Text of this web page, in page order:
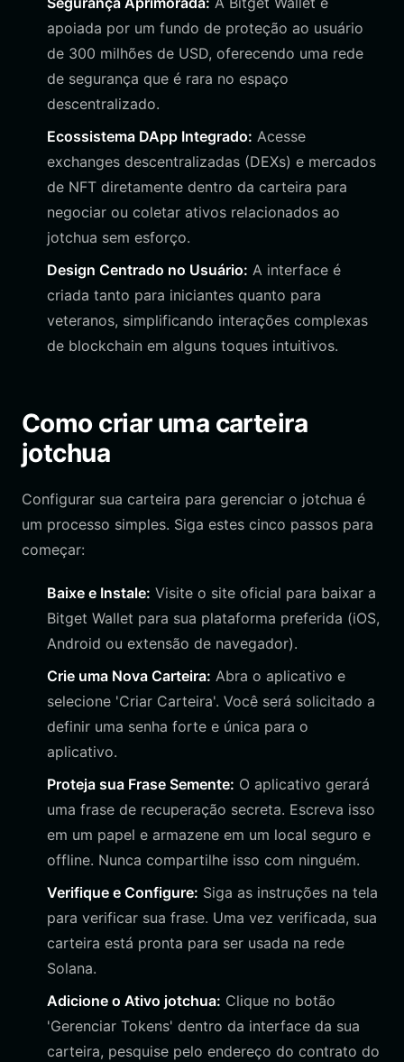
apoiada por um fundo de proteção ao usuário
de 300 milhões de USD, oferecendo uma rede
de segurança que é rara no espaço
descentralizado.
Ecossistema DApp Integrado: Acesse
exchanges descentralizadas (DEXs) e mercados
de NFT diretamente dentro da carteira para
negociar ou coletar ativos relacionados ao
jotchua sem esforço.
Design Centrado no Usuário: A interface é
criada tanto para iniciantes quanto para
veteranos, simplificando interações complexas
de blockchain em alguns toques intuitivos.
Como criar uma carteira
jotchua
Configurar sua carteira para gerenciar o jotchua é
um processo simples. Siga estes cinco passos para
começar:
Baixe e Instale: Visite o site oficial para baixar a
Bitget Wallet para sua plataforma preferida (iOS,
Android ou extensão de navegador).
Crie uma Nova Carteira: Abra o aplicativo e
selecione 'Criar Carteira'. Você será solicitado a
definir uma senha forte e única para o
aplicativo.
Proteja sua Frase Semente: O aplicativo gerará
uma frase de recuperação secreta. Escreva isso
em um papel e armazene em um local seguro e
offline. Nunca compartilhe isso com ninguém.
Verifique e Configure: Siga as instruções na tela
para verificar sua frase. Uma vez verificada, sua
carteira está pronta para ser usada na rede
Solana.
Adicione o Ativo jotchua: Clique no botão
'Gerenciar Tokens' dentro da interface da sua
carteira, pesquise pelo endereço do contrato do